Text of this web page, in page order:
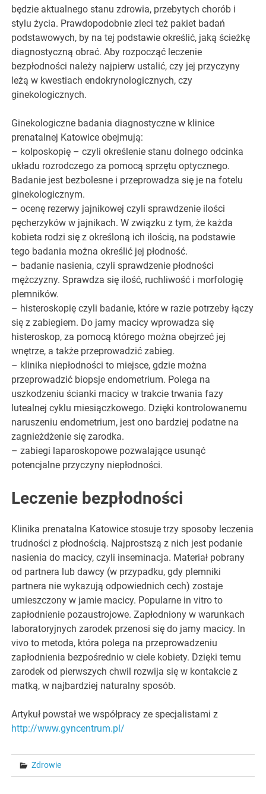
będzie aktualnego stanu zdrowia, przebytych chorób i
stylu życia. Prawdopodobnie zleci też pakiet badań
podstawowych, by na tej podstawie określić, jaką ścieżkę
diagnostyczną obrać. Aby rozpocząć leczenie
bezpłodności należy najpierw ustalić, czy jej przyczyny
leżą w kwestiach endokrynologicznych, czy
ginekologicznych.
Ginekologiczne badania diagnostyczne w klinice
prenatalnej Katowice obejmują:
– kolposkopię – czyli określenie stanu dolnego odcinka
układu rozrodczego za pomocą sprzętu optycznego.
Badanie jest bezbolesne i przeprowadza się je na fotelu
ginekologicznym.
– ocenę rezerwy jajnikowej czyli sprawdzenie ilości
pęcherzyków w jajnikach. W związku z tym, że każda
kobieta rodzi się z określoną ich ilością, na podstawie
tego badania można określić jej płodność.
– badanie nasienia, czyli sprawdzenie płodności
mężczyzny. Sprawdza się ilość, ruchliwość i morfologię
plemników.
– histeroskopię czyli badanie, które w razie potrzeby łączy
się z zabiegiem. Do jamy macicy wprowadza się
histeroskop, za pomocą którego można obejrzeć jej
wnętrze, a także przeprowadzić zabieg.
– klinika niepłodności to miejsce, gdzie można
przeprowadzić biopsje endometrium. Polega na
uszkodzeniu ścianki macicy w trakcie trwania fazy
lutealnej cyklu miesiączkowego. Dzięki kontrolowanemu
naruszeniu endometrium, jest ono bardziej podatne na
zagnieżdżenie się zarodka.
– zabiegi laparoskopowe pozwalające usunąć
potencjalne przyczyny niepłodności.
Leczenie bezpłodności
Klinika prenatalna Katowice stosuje trzy sposoby leczenia
trudności z płodnością. Najprostszą z nich jest podanie
nasienia do macicy, czyli inseminacja. Materiał pobrany
od partnera lub dawcy (w przypadku, gdy plemniki
partnera nie wykazują odpowiednich cech) zostaje
umieszczony w jamie macicy. Popularne in vitro to
zapłodnienie pozaustrojowe. Zapłodniony w warunkach
laboratoryjnych zarodek przenosi się do jamy macicy. In
vivo to metoda, która polega na przeprowadzeniu
zapłodnienia bezpośrednio w ciele kobiety. Dzięki temu
zarodek od pierwszych chwil rozwija się w kontakcie z
matką, w najbardziej naturalny sposób.
Artykuł powstał we współpracy ze specjalistami z
http://www.gyncentrum.pl/
Zdrowie